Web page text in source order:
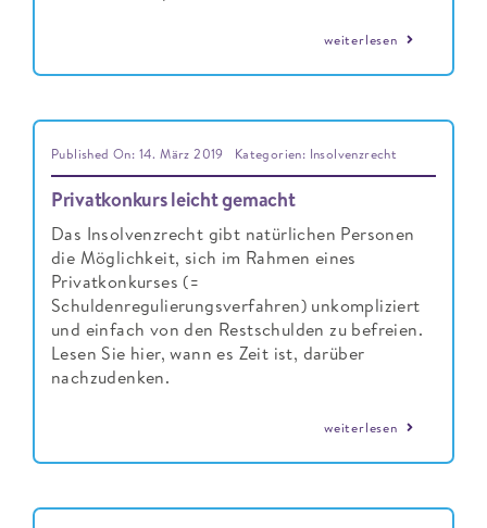
weiterlesen
Published On: 14. März 2019 Kategorien: Insolvenzrecht
Privatkonkurs leicht gemacht
Das Insolvenzrecht gibt natürlichen Personen
die Möglichkeit, sich im Rahmen eines
Privatkonkurses (=
Schuldenregulierungsverfahren) unkompliziert
und einfach von den Restschulden zu befreien.
Lesen Sie hier, wann es Zeit ist, darüber
nachzudenken.
weiterlesen